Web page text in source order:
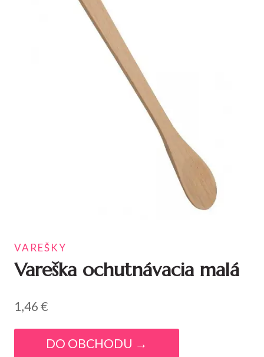
VAREŠKY
Vareška ochutnávacia malá
1,46€
DO OBCHODU →